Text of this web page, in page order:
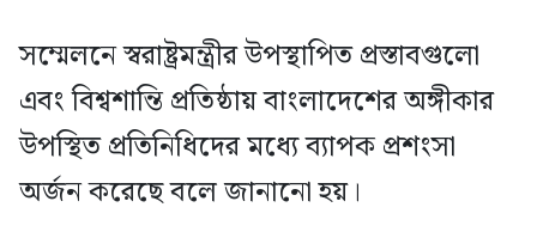
সম্মেলনে স্বরাষ্ট্রমন্ত্রীর উপস্থাপিত প্রস্তাবগুলো
এবং বিশ্বশান্তি প্রতিষ্ঠায় বাংলাদেশের অঙ্গীকার
উপস্থিত প্রতিনিধিদের মধ্যে ব্যাপক প্রশংসা
অর্জন করেছে বলে জানানো হয়।